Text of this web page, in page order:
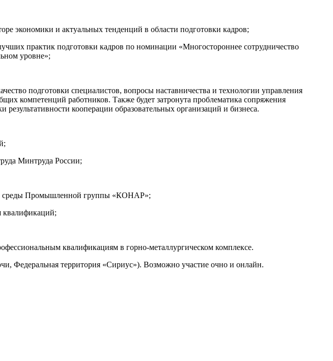
экономики и актуальных тенденций в области подготовки кадров;
практик подготовки кадров по номинации «Многостороннее сотрудничество
уровне»;
подготовки специалистов, вопросы наставничества и технологии управления
компетенций работников. Также будет затронута проблематика сопряжения
кооперации образовательных организаций и бизнеса.
Минтруда России;
среды Промышленной группы «КОНАР»;
квалификаций;
квалификациям в горно-металлургическом комплексе.
Федеральная территория «Сириус»). Возможно участие очно и онлайн.